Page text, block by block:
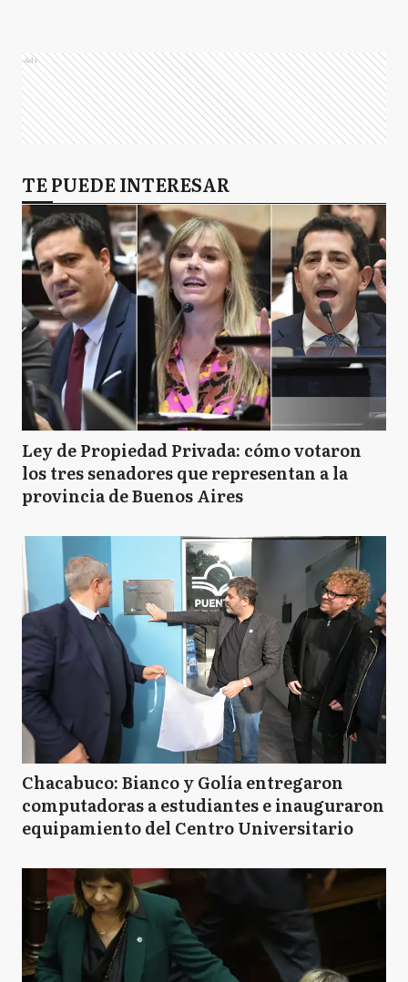
Ads
TE PUEDE INTERESAR
Ley de Propiedad Privada: cómo votaron
los tres senadores que representan a la
provincia de Buenos Aires
Chacabuco: Bianco y Golía entregaron
computadoras a estudiantes e inauguraron
equipamiento del Centro Universitario